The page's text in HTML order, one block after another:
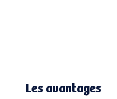
Les avantages